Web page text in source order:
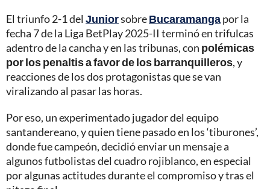
El triunfo 2-1 del JuniorsobreBucaramangapor la
fecha 7 de la Liga BetPlay 2025-II terminó en trifulcas
adentro de la cancha y en las tribunas, con polémicas
por los penaltis a favor de los barranquilleros, y
reacciones de los dos protagonistas que se van
viralizando al pasar las horas.
Por eso, un experimentado jugador del equipo
santandereano, y quien tiene pasado en los ‘tiburones’,
donde fue campeón, decidió enviar un mensaje a
algunos futbolistas del cuadro rojiblanco, en especial
por algunas actitudes durante el compromiso y tras el